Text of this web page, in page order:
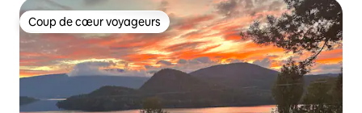
Coup de cœur voyageurs
Coup de cœur voyageurs